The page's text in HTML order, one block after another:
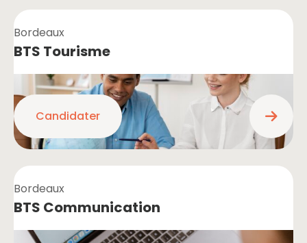
Bordeaux
BTS Tourisme
Candidater
Bordeaux
BTS Communication